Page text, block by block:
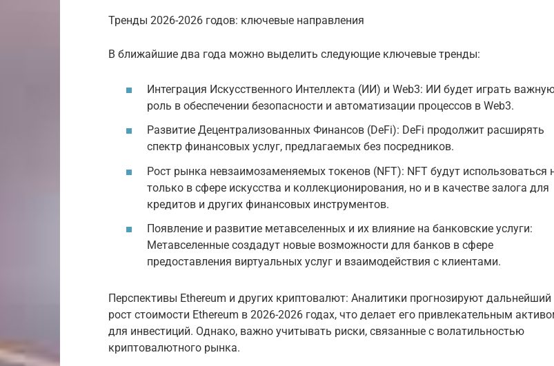
Тренды 2026-2026 годов: ключевые направления
В ближайшие два года можно выделить следующие ключевые тренды:
Интеграция Искусственного Интеллекта (ИИ) и Web3: ИИ будет играть
роль в обеспечении безопасности и автоматизации процессов в Web3.
Развитие Децентрализованных Финансов (DeFi): DeFi продолжит расширять
спектр финансовых услуг, предлагаемых без посредников.
Рост рынка невзаимозаменяемых токенов (NFT): NFT будут использоваться
только в сфере искусства и коллекционирования, но и в качестве залога для
кредитов и других финансовых инструментов.
Появление и развитие метавселенных и их влияние на банковские услуги:
Метавселенные создадут новые возможности для банков в сфере
предоставления виртуальных услуг и взаимодействия с клиентами.
Перспективы Ethereum и других криптовалют: Аналитики прогнозируют дальнейший
рост стоимости Ethereum в 2026-2026 годах, что делает его привлекательным
для инвестиций. Однако, важно учитывать риски, связанные с волатильностью
криптовалютного рынка.